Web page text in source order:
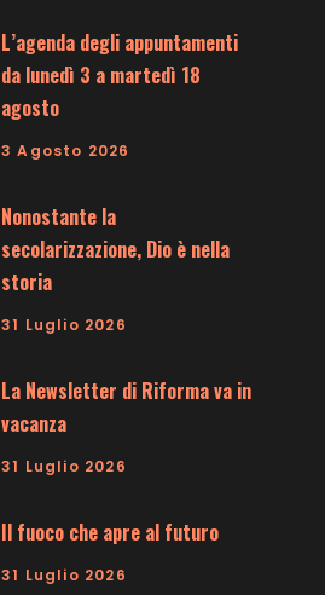
L’agenda degli appuntamenti
da lunedì 3 a martedì 18
agosto
3 Agosto 2026
Nonostante la
secolarizzazione, Dio è nella
storia
31 Luglio 2026
La Newsletter di Riforma va in
vacanza
31 Luglio 2026
Il fuoco che apre al futuro
31 Luglio 2026